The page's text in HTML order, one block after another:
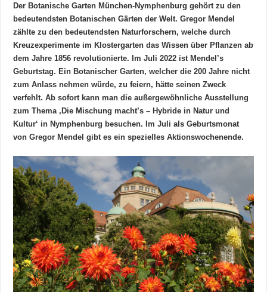
Der Botanische Garten München-Nymphenburg gehört zu den
bedeutendsten Botanischen Gärten der Welt. Gregor Mendel
zählte zu den bedeutendsten Naturforschern, welche durch
Kreuzexperimente im Klostergarten das Wissen über Pflanzen ab
dem Jahre 1856 revolutionierte. Im Juli 2022 ist Mendel’s
Geburtstag. Ein Botanischer Garten, welcher die 200 Jahre nicht
zum Anlass nehmen würde, zu feiern, hätte seinen Zweck
verfehlt. Ab sofort kann man die außergewöhnliche Ausstellung
zum Thema ‚Die Mischung macht’s – Hybride in Natur und
Kultur‘ in Nymphenburg besuchen. Im Juli als Geburtsmonat
von Gregor Mendel gibt es ein spezielles Aktionswochenende.